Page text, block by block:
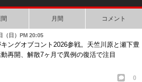
月間 コメント
（日）PM 20:05
ングオブコント2026参戦。天竺川原と瀬下豊
再開、解散7ヶ月で異例の復活で注目
0